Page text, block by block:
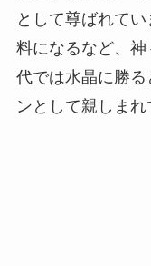
として尊ばれて
料になるなど、
代では水晶に勝
ンとして親しまれ